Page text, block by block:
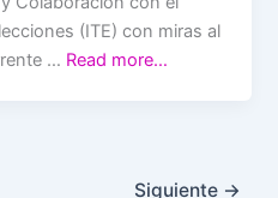
(ITE) con miras al
… Read more…
Siguiente →